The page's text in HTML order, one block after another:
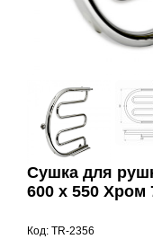
Сушка для
600 х 550 Хром
Код: TR-2356